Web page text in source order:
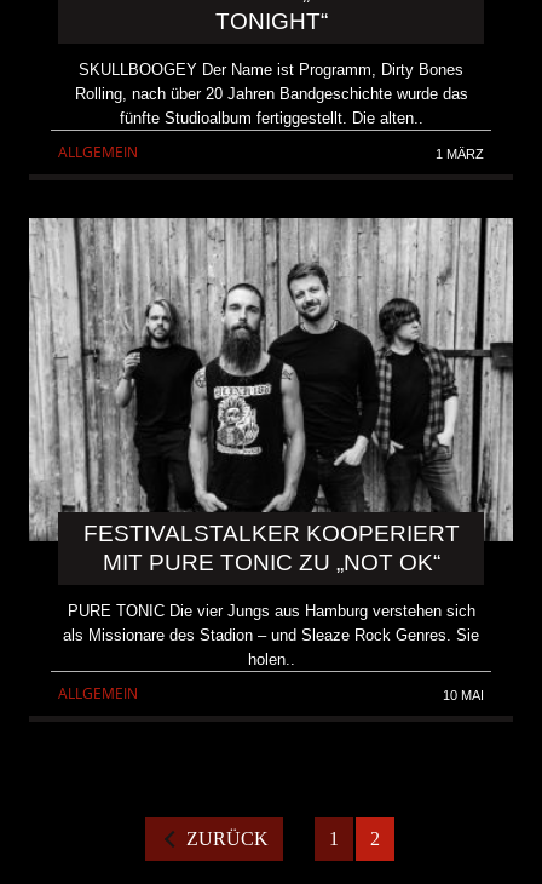
TONIGHT“
SKULLBOOGEY Der Name ist Programm, Dirty Bones
Rolling, nach über 20 Jahren Bandgeschichte wurde das
fünfte Studioalbum fertiggestellt. Die alten..
ALLGEMEIN 1 MÄRZ
FESTIVALSTALKER KOOPERIERT
MIT PURE TONIC ZU „NOT OK“
PURE TONIC Die vier Jungs aus Hamburg verstehen sich
als Missionare des Stadion – und Sleaze Rock Genres. Sie
holen..
ALLGEMEIN 10 MAI
ZURÜCK 1 2